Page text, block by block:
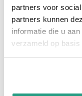
partners voor
partners kunnen
informatie die u
verzameld op
Maatvoering
Vragen? Neem dan